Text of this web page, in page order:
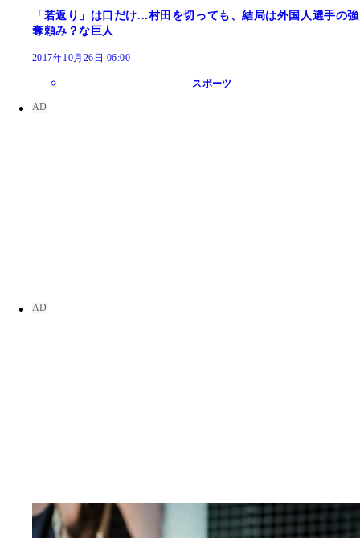
「若返り」は口だけ...村田を切っても、結局は外国人選手の強
奪頼み？な巨人
2017年10月26日 06:00
スポーツ